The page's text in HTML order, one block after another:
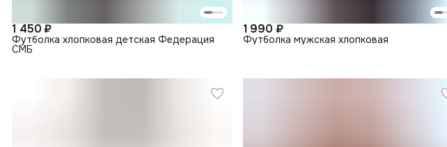
1 450 ₽
Футболка хлопковая детская Федерация
СМБ
1 990 ₽
Футболка мужская хлопковая